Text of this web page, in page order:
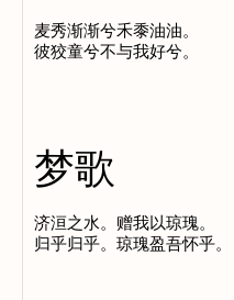
麦秀渐渐兮禾黍油油。
梦歌
济洹之水。赠我以琼瑰。